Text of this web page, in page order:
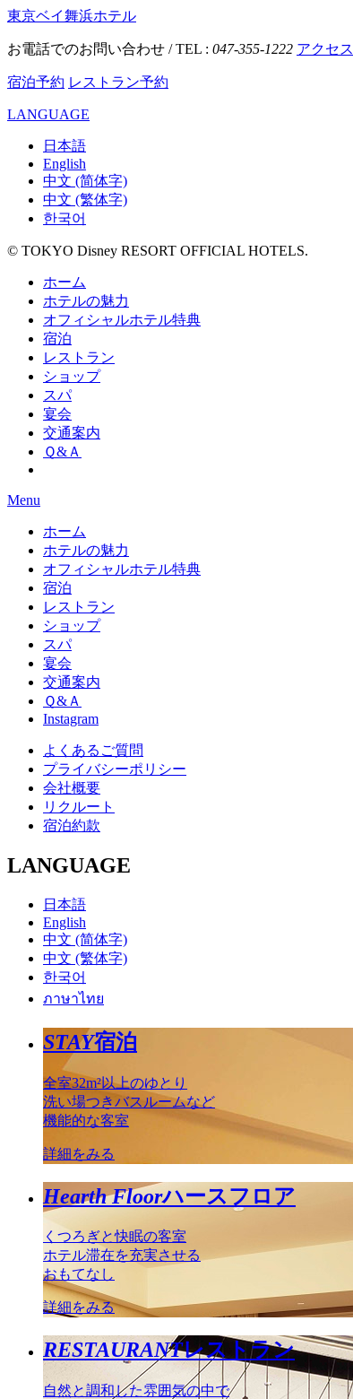
東京ベイ舞浜ホテル
お電話でのお問い合わせ / TEL : 047-355-1222 アクセス
宿泊予約 レストラン予約
LANGUAGE
日本語
English
中文 (简体字)
中文 (繁体字)
한국어
© TOKYO Disney RESORT OFFICIAL HOTELS.
ホーム
ホテルの魅力
オフィシャルホテル特典
宿泊
レストラン
ショップ
スパ
宴会
交通案内
Ｑ&Ａ
Menu
ホーム
ホテルの魅力
オフィシャルホテル特典
宿泊
レストラン
ショップ
スパ
宴会
交通案内
Ｑ&Ａ
Instagram
よくあるご質問
プライバシーポリシー
会社概要
リクルート
宿泊約款
LANGUAGE
日本語
English
中文 (简体字)
中文 (繁体字)
한국어
ภาษาไทย
STAY宿泊
全室32m²以上のゆとり
洗い場つきバスルームなど
機能的な客室
詳細をみる
Hearth Floorハースフロア
くつろぎと快眠の客室
ホテル滞在を充実させる
おもてなし
詳細をみる
RESTAURANTレストラン
自然と調和した雰囲気の中で